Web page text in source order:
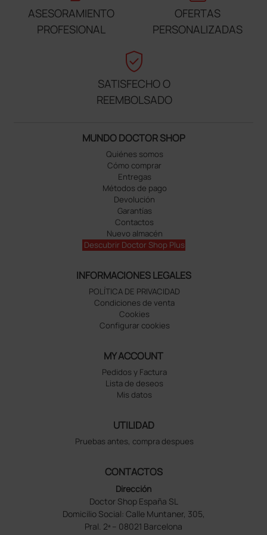
ASESORAMIENTO
PROFESIONAL
OFERTAS
PERSONALIZADAS
verified_user
SATISFECHO O
REEMBOLSADO
MUNDO DOCTOR SHOP
Quiénes somos
Cómo comprar
Entregas
Métodos de pago
Devolución
Garantías
Contactos
Nuevo almacén
Descubrir Doctor Shop Plus
INFORMACIONES LEGALES
POLÍTICA DE PRIVACIDAD
Condiciones de venta
Cookies
Configurar cookies
MY ACCOUNT
Pedidos y Factura
Lista de deseos
Mis datos
UTILIDAD
Pruebas antes, compra despues
CONTACTOS
Dirección
Doctor Shop España SL
Domicilio Social: Calle Muntaner, 305,
Pral. 2ª – 08021 Barcelona